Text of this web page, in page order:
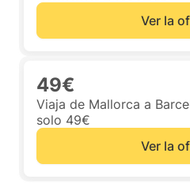
Ver la
49€
Viaja de Mallorca a
solo 49€
Ver la